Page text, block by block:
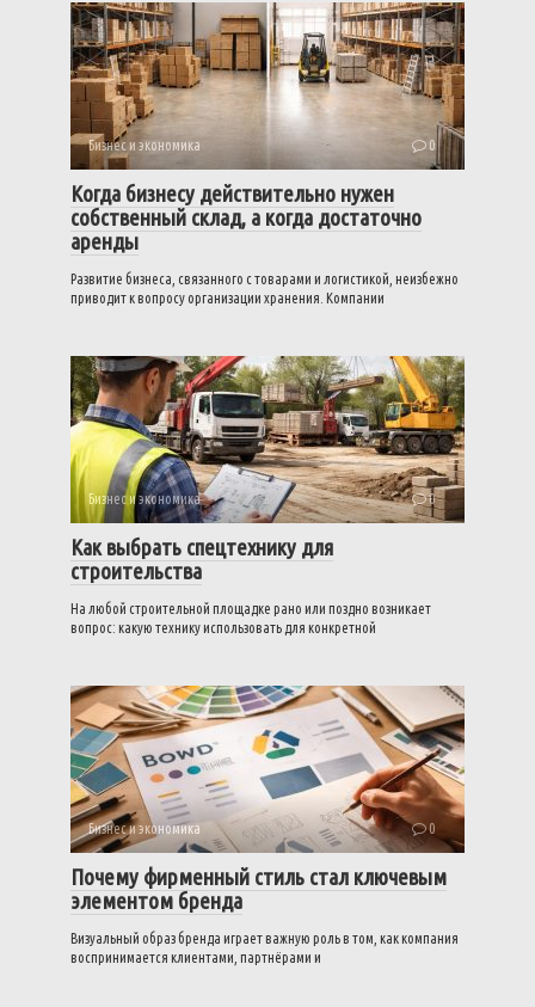
Бизнес и экономика 0
Когда бизнесу действительно нужен
собственный склад, а когда достаточно
аренды
Развитие бизнеса, связанного с товарами и логистикой, неизбежно
приводит к вопросу организации хранения. Компании
Бизнес и экономика 0
Как выбрать спецтехнику для
строительства
На любой строительной площадке рано или поздно возникает
вопрос: какую технику использовать для конкретной
Бизнес и экономика 0
Почему фирменный стиль стал ключевым
элементом бренда
Визуальный образ бренда играет важную роль в том, как компания
воспринимается клиентами, партнёрами и